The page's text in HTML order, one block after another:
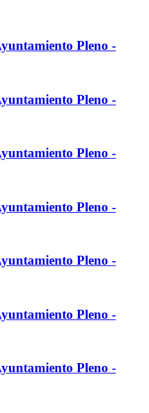
Pleno -
Pleno -
Pleno -
Pleno -
Pleno -
Pleno -
Pleno -